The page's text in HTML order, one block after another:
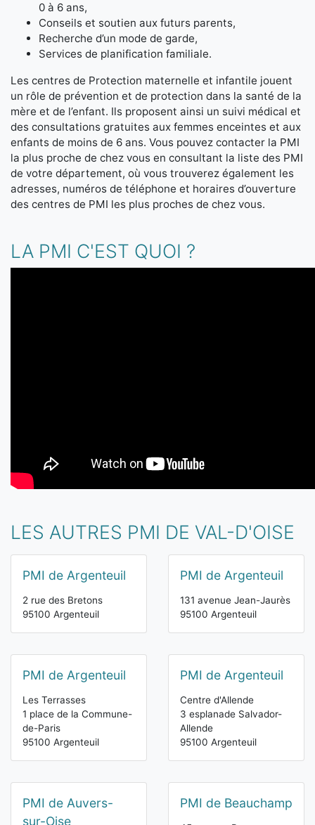
0 à 6 ans,
Conseils et soutien aux futurs parents,
Recherche d’un mode de garde,
Services de planification familiale.
Les centres de Protection maternelle et infantile jouent
un rôle de prévention et de protection dans la santé de la
mère et de l’enfant. Ils proposent ainsi un suivi médical et
des consultations gratuites aux femmes enceintes et aux
enfants de moins de 6 ans. Vous pouvez contacter la PMI
la plus proche de chez vous en consultant la liste des PMI
de votre département, où vous trouverez également les
adresses, numéros de téléphone et horaires d’ouverture
des centres de PMI les plus proches de chez vous.
LA PMI C'EST QUOI ?
LES AUTRES PMI DE VAL-D'OISE
PMI de Argenteuil
2 rue des Bretons
95100 Argenteuil
PMI de Argenteuil
131 avenue Jean-Jaurès
95100 Argenteuil
PMI de Argenteuil
Les Terrasses
1 place de la Commune-
de-Paris
95100 Argenteuil
PMI de Argenteuil
Centre d'Allende
3 esplanade Salvador-
Allende
95100 Argenteuil
PMI de Auvers-
sur-Oise
PMI de Beauchamp